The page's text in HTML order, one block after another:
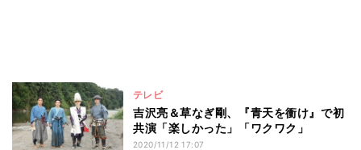
テレビ
吉沢亮＆草なぎ剛、『青天を衝け』で初
共演「楽しかった」「ワクワク」
2020/11/12 17:07